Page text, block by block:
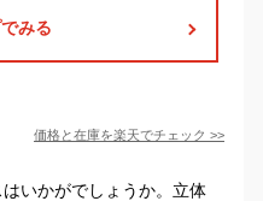
みる
価格と在庫を楽天でチェック >>
いかがでしょうか。立体